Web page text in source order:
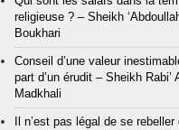
religieuse ? – Sheikh
Boukhari
Conseil d’une valeur
part d’un érudit – Sheikh Rabi’
Madkhali
Il n’est pas légal de se